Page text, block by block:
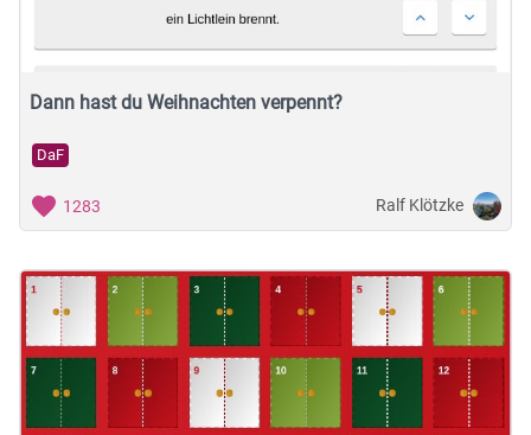
Dann hast du Weihnachten verpennt?
DaF
1283 Ralf Klötzke